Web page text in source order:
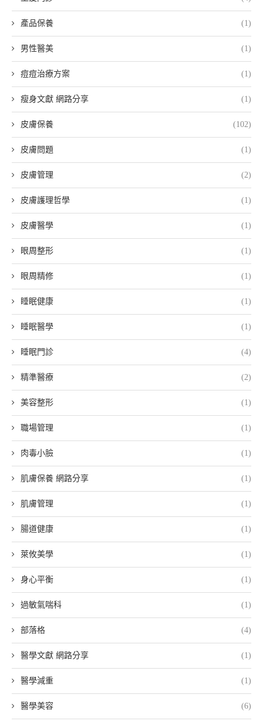
產品保養 (1)
男性醫美 (1)
痘痘治療方案 (1)
瘦身文獻 網路分享 (1)
皮膚保養 (102)
皮膚問題 (1)
皮膚管理 (2)
皮膚護理哲學 (1)
皮膚醫學 (1)
眼周整形 (1)
眼周精修 (1)
睡眠健康 (1)
睡眠醫學 (1)
睡眠門診 (4)
精準醫療 (2)
美容整形 (1)
職場管理 (1)
肉毒小臉 (1)
肌膚保養 網路分享 (1)
肌膚管理 (1)
腸道健康 (1)
萊攸美學 (1)
身心平衡 (1)
過敏氣喘科 (1)
部落格 (4)
醫學文獻 網路分享 (1)
醫學減重 (1)
醫學美容 (6)